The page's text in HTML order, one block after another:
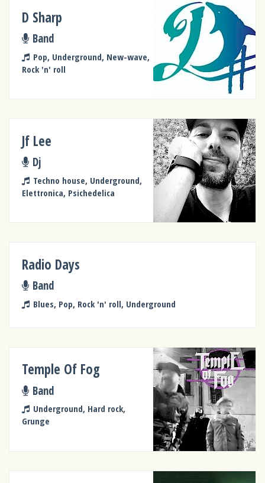
D Sharp
Band
Pop, Underground, New-wave,
Rock 'n' roll
Jf Lee
Dj
Techno house, Underground,
Elettronica, Psichedelica
Radio Days
Band
Blues, Pop, Rock 'n' roll, Underground
Temple Of Fog
Band
Underground, Hard rock,
Grunge